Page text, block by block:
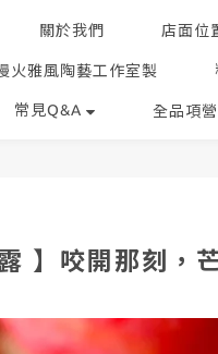
關於我們 店面位
火雅風陶藝工作室製
常見Q&A 全品項
】咬開那刻，